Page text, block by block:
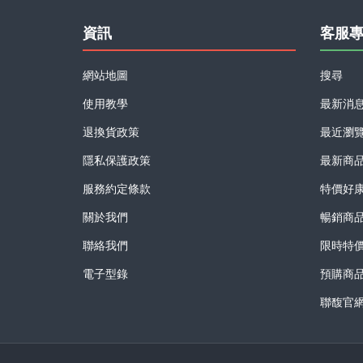
資訊
網站地圖
使用教學
退換貨政策
隱私保護政策
服務約定條款
關於我們
聯絡我們
電子型錄
客服
搜尋
最新消
最近瀏
最新商
特價好
暢銷商
限時特
預購商
聯馥官